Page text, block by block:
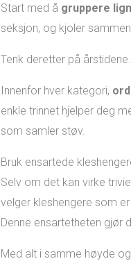
Start med å gruppere
seksjon, og kjoler
Tenk deretter på årstidene.
Innenfor hver kategori,
enkle trinnet hjelper deg
som samler støv.
Bruk ensartede
Selv om det kan virke
velger kleshengere som
Denne ensartetheten gjør
Med alt i samme høyde